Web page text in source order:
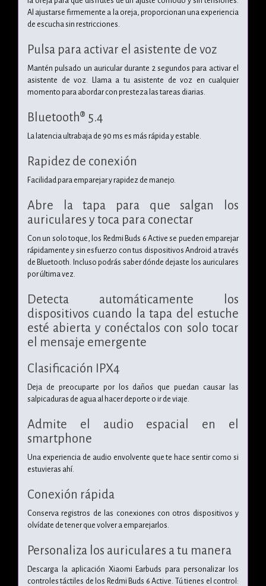
Al ajustarse firmemente a la oreja, proporcionan una experiencia
de escucha sin restricciones.
Pulsa para activar el asistente de voz
Mantén pulsado un auricular durante 2 segundos para activar el
asistente de voz. Llama a tu asistente de voz en cualquier
momento para abordar con presteza las tareas diarias.
Bluetooth® 5.4
La latencia ultrabaja de 90 ms es más rápida y estable.
Rapidez de conexión
Facilidad para emparejar y rapidez de manejo.
Abre la tapa para que salgan los
auriculares y toca para conectar
Con un solo toque, los Redmi Buds 6 Active se pueden emparejar
rápidamente y sin esfuerzo con tus dispositivos Android a través
de Bluetooth. Incluso podrás saber dónde dejaste los auriculares
por última vez.
Detecta automáticamente los
dispositivos cuando la tapa del estuche
esté abierta y conéctalos con solo tocar
el mensaje emergente
Clasificación IPX4
Deja de preocuparte por los daños que puedan causar las
salpicaduras de agua al hacer deporte o ir de viaje.
Admite el audio espacial en el
smartphone
Una experiencia de audio envolvente que te hace sentir como si
estuvieras ahí.
Conexión rápida
Conserva registros de las conexiones con otros dispositivos y
olvídate de tener que volver a emparejarlos.
Personaliza los auriculares a tu manera
Descarga la aplicación Xiaomi Earbuds para personalizar los
controles táctiles de los Redmi Buds 6 Active. Tú tienes el control: